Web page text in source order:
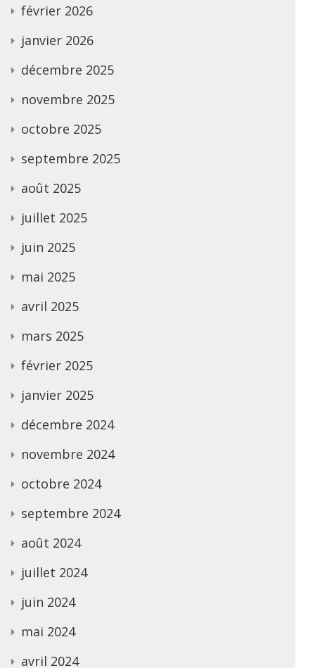
février 2026
janvier 2026
décembre 2025
novembre 2025
octobre 2025
septembre 2025
août 2025
juillet 2025
juin 2025
mai 2025
avril 2025
mars 2025
février 2025
janvier 2025
décembre 2024
novembre 2024
octobre 2024
septembre 2024
août 2024
juillet 2024
juin 2024
mai 2024
avril 2024